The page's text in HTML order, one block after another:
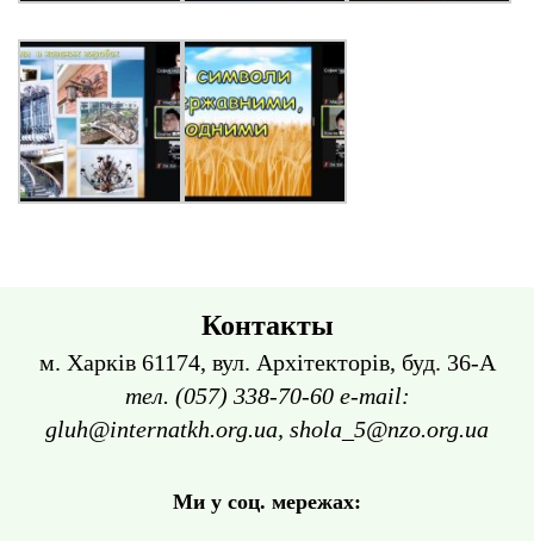
Контакты
м. Харків 61174, вул. Архітекторів, буд. 36-А
тел. (057) 338-70-60 e-mail:
gluh@internatkh.org.ua, shola_5@nzo.org.ua
Ми у соц. мережах: